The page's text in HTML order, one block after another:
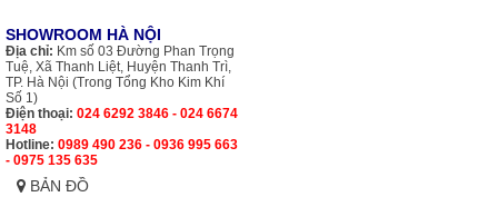
SHOWROOM HÀ NỘI
Địa chỉ: Km số 03 Đường Phan Trọng
Tuệ, Xã Thanh Liệt, Huyện Thanh Trì,
TP. Hà Nội (Trong Tổng Kho Kim Khí
Số 1)
Điện thoại: 024 6292 3846 - 024 6674
3148
Hotline: 0989 490 236 - 0936 995 663
- 0975 135 635
BẢN ĐỒ